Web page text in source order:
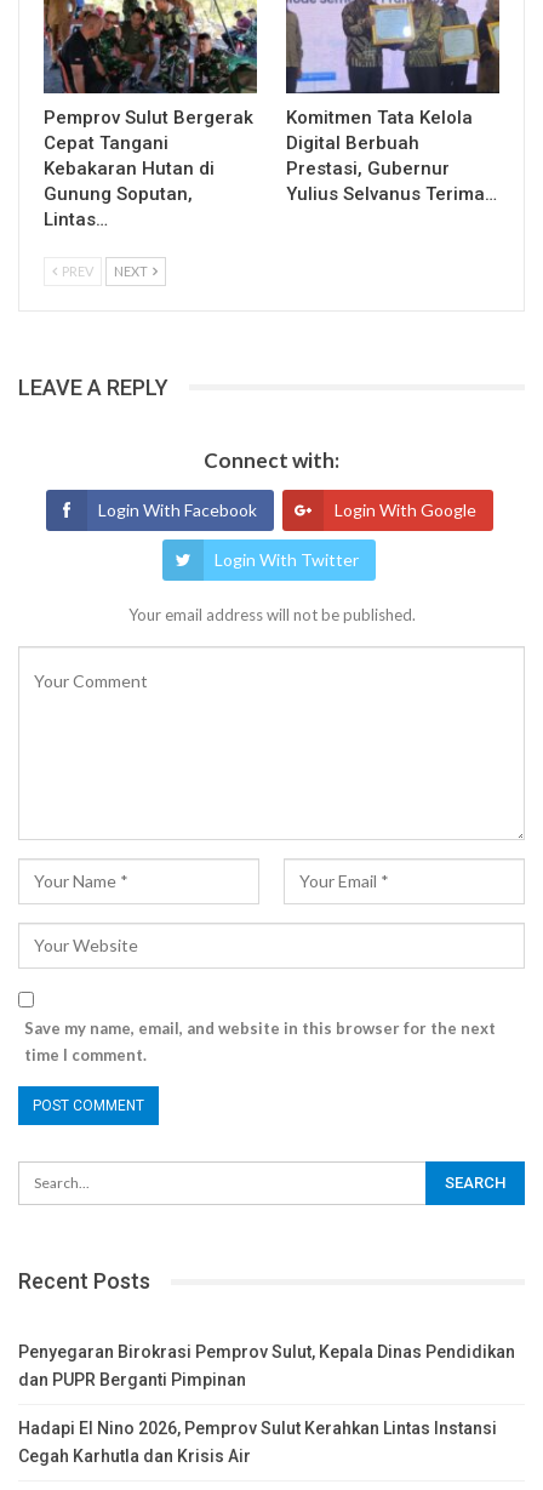
Pemprov Sulut Bergerak
Cepat Tangani
Kebakaran Hutan di
Gunung Soputan,
Lintas…
Komitmen Tata Kelola
Digital Berbuah
Prestasi, Gubernur
Yulius Selvanus Terima…
PREV NEXT
LEAVE A REPLY
Connect with:
Login With Facebook Login With Google
Login With Twitter
Your email address will not be published.
Save my name, email, and website in this browser for the next
time I comment.
Recent Posts
Penyegaran Birokrasi Pemprov Sulut, Kepala Dinas Pendidikan
dan PUPR Berganti Pimpinan
Hadapi El Nino 2026, Pemprov Sulut Kerahkan Lintas Instansi
Cegah Karhutla dan Krisis Air